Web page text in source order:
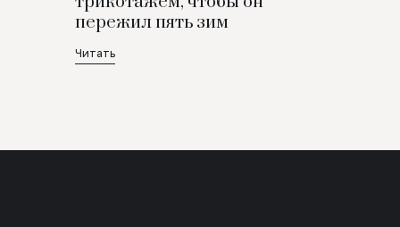
пережил пять зим
Читать